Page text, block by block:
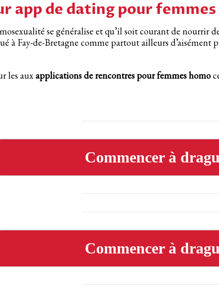
app de dating pour
se généralise et qu’il soit courant de nourrir
à Fay-de-Bretagne comme partout ailleurs d’aisément
les auxapplications de rencontres pour femmes homo
Commencer à
Commencer à